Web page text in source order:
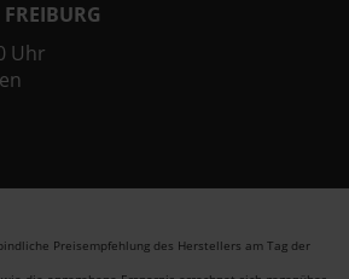
Uhr
Preisempfehlung des Herstellers am Tag der